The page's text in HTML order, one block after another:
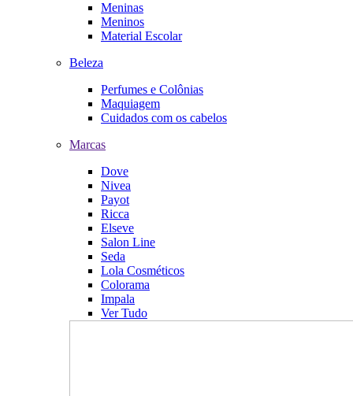
Meninas
Meninos
Material Escolar
Beleza
Perfumes e Colônias
Maquiagem
Cuidados com os cabelos
Marcas
Dove
Nivea
Payot
Ricca
Elseve
Salon Line
Seda
Lola Cosméticos
Colorama
Impala
Ver Tudo